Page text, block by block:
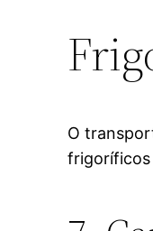
O
frigoríficos